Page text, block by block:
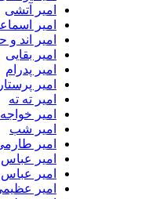
امیر آتشی
امیر اسماعیل
امیر اند و حشمت
امیر بقایی
امیر پدرام
امیر پرستاری
امیر ته ته
امیر خواجه پور
امیر شب
امیر طارمی
امیر عباس اسماعیلی
امیر عباس گلاب
امیر عظیمی